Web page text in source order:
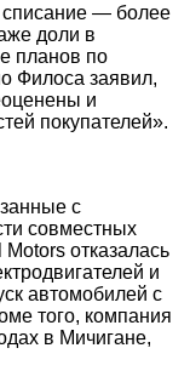
— более
доли в
планов по
Филоса заявил,
и
покупателей».
с
совместных
отказалась
и
автомобилей с
того, компания
в Мичигане,